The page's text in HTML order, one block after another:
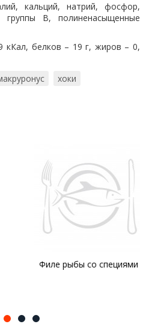
кальций, натрий, фосфор,
В, полиненасыщенные
кКал, белков – 19 г, жиров – 0,
хоки
со специями